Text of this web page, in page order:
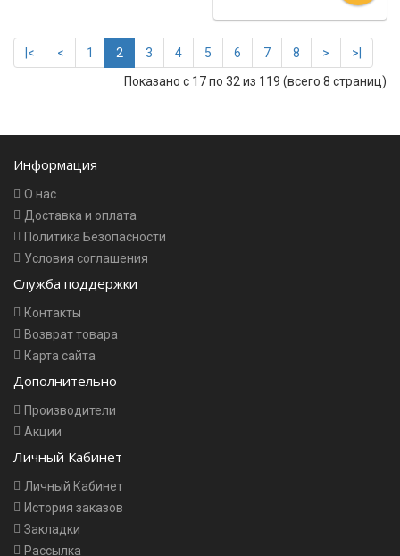
|< < 1 2 3 4 5 6 7 8 >
>|
Показано с 17 по 32 из 119 (всего 8 страниц)
Информация
О нас
Доставка и оплата
Политика Безопасности
Условия соглашения
Служба поддержки
Контакты
Возврат товара
Карта сайта
Дополнительно
Производители
Акции
Личный Кабинет
Личный Кабинет
История заказов
Закладки
Рассылка